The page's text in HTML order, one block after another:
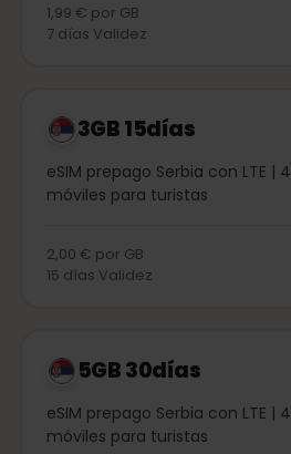
1,99 € por GB
7 días Validez
3GB 15días
eSIM prepago Serbia con LTE |
móviles para turistas
2,00 € por GB
15 días Validez
5GB 30días
eSIM prepago Serbia con LTE |
móviles para turistas